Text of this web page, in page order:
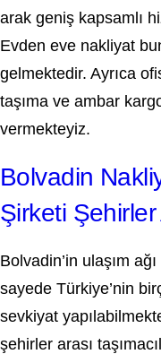
arak geniş kapsamlı
Evden eve nakliyat
gelmektedir. Ayrıca
taşıma ve ambar
vermekteyiz.
Bolvadin
Şirketi Şehirler
Bolvadin’in ulaşım
sayede Türkiye’nin
sevkiyat
şehirler arası